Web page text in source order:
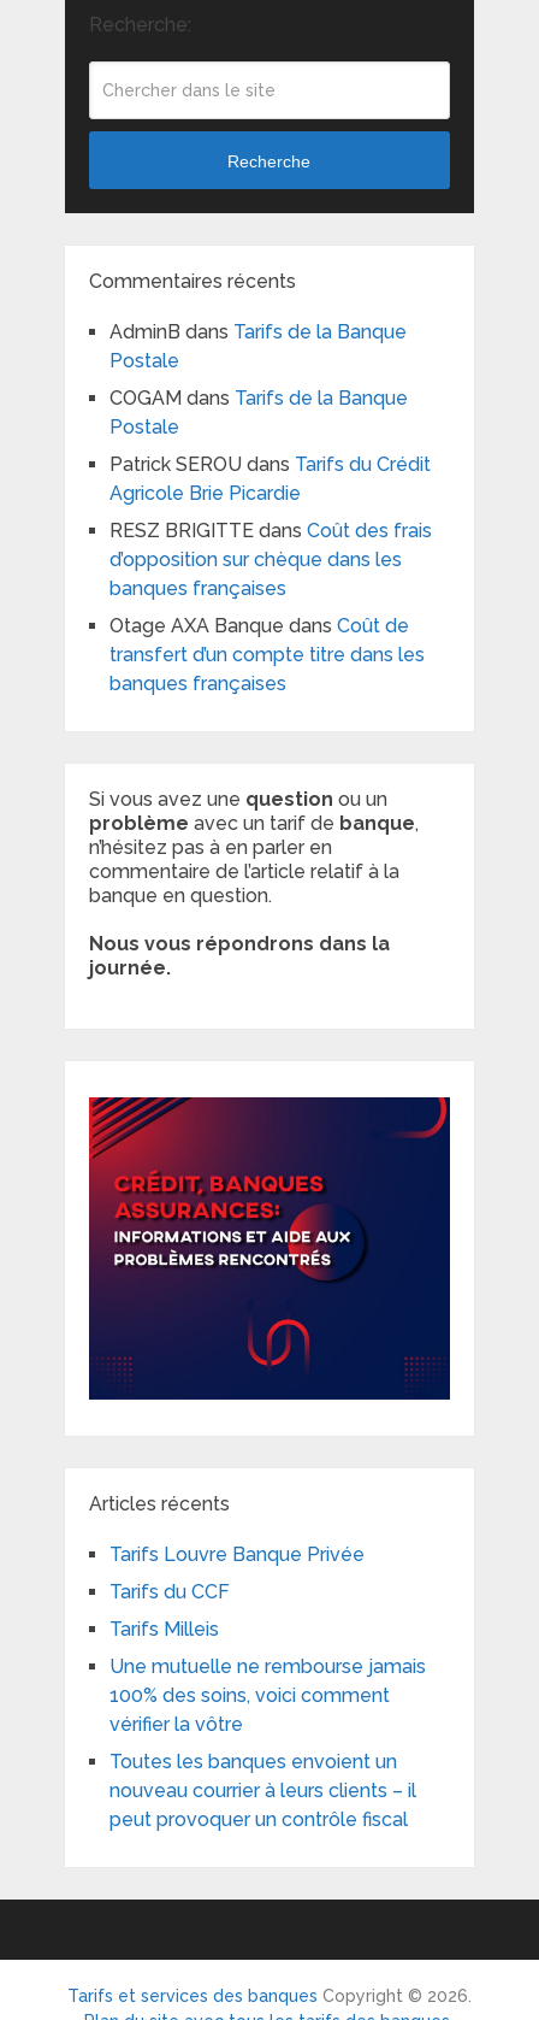
Recherche:
Recherche
Commentaires récents
AdminB dans Tarifs de la Banque
Postale
COGAM dans Tarifs de la Banque
Postale
Patrick SEROUdans Tarifs du Crédit
Agricole Brie Picardie
RESZ BRIGITTEdans Coût des frais
d’opposition sur chèque dans les
banques françaises
Otage AXA Banque dans Coût de
transfert d’un compte titre dans les
banques françaises
Si vous avez une question ou un
problème avec un tarif de banque,
n’hésitez pas à en parler en
commentaire de l’article relatif à la
banque en question.
Nous vous répondrons dans la
journée.
Articles récents
Tarifs Louvre Banque Privée
Tarifs du CCF
Tarifs Milleis
Une mutuelle ne rembourse jamais
100% des soins, voici comment
vérifier la vôtre
Toutes les banques envoient un
nouveau courrier à leurs clients – il
peut provoquer un contrôle fiscal
Tarifs et services des banques Copyright © 2026.